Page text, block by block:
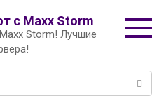
с Maxx Storm
Storm! Лучшие